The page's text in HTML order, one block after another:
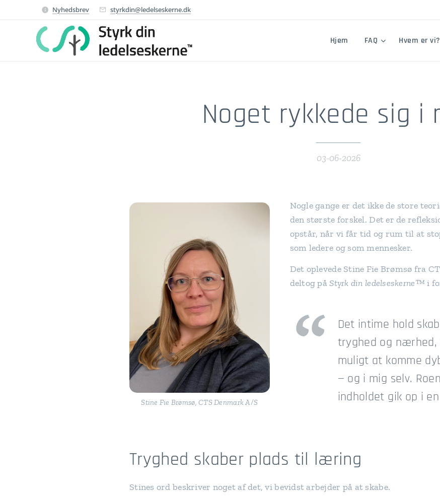
Nyhedsbrev styrkdin@ledelseskerne.dk
Hjem FAQ Hvem er vi?
Noget rykkede sig i
03-06-2026
Stine Fie Brømsø, CTS Denmark A/S
Nogle gange er det ikke de store
den største forskel. Det er de
opstår, når vi får tid og rum til at
som ledere og som mennesker.
Det oplevede Stine Fie Brømsø fra
deltog påStyrk din ledelseskerne™ i
Det intime hold
tryghed og nærhed,
muligt at komme
— og i mig selv.
indholdet gik op i
Tryghed skaber plads til læring
Stines ord beskriver noget af det, vi bevidst arbejder på at skabe.